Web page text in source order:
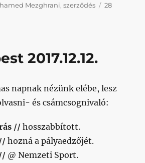
Mezghrani,szerződés
28
2017.12.12.
napnak nézünk elébe, lesz
és csámcsognivaló:
//hosszabbított.
hozná a pályaedzőjét.
@ Nemzeti Sport.